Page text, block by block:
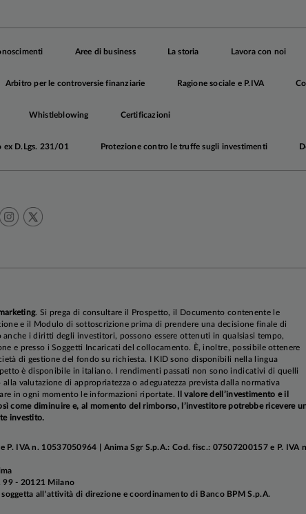
Aree di business La storia Lavora con noi
Arbitro per le controversie finanziarie Ragione sociale e P.IVA
Whistleblowing Certificazioni
ex D.Lgs. 231/01 Protezione contro le truffe sugli investimenti
. Si prega di consultare il Prospetto, il Documento contenente le
e il Modulo di sottoscrizione prima di prendere una decisione finale di
i diritti degli investitori, possono essere ottenuti in qualsiasi tempo,
e presso i Soggetti Incaricati del collocamento. È, inoltre, possibile ottenere
di gestione del fondo su richiesta. I KID sono disponibili nella lingua
è disponibile in italiano. I rendimenti passati non sono indicativi di quelli
valutazione di appropriatezza o adeguatezza prevista dalla normativa
in ogni momento le informazioni riportate.
Il valore dell’investimento e il
come diminuire e, al momento del rimborso, l’investitore potrebbe ricevere
investito.
IVA n. 10537050964 | Anima Sgr S.p.A.: Cod. fisc.: 07507200157 e P. IVA
99 - 20121 Milano
all'attività di direzione e coordinamento di Banco BPM S.p.A.